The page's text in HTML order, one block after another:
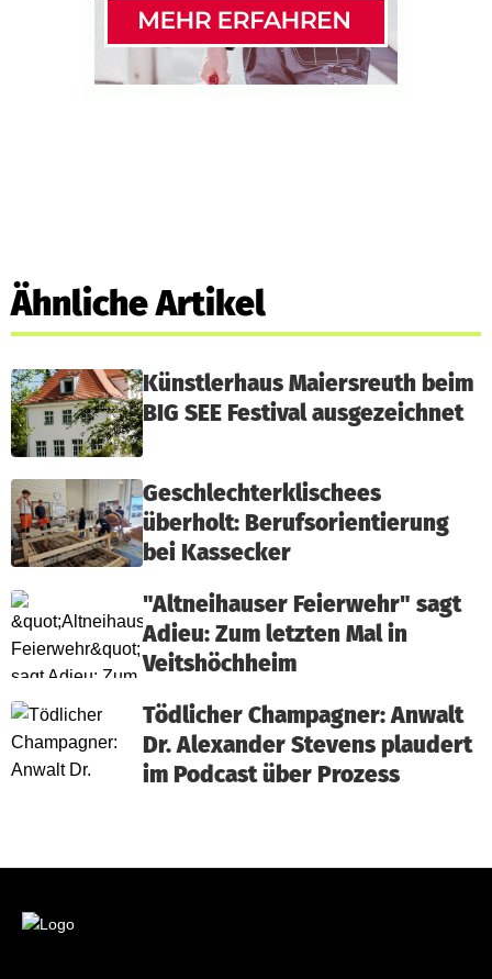
Ähnliche Artikel
Künstlerhaus Maiersreuth beim
BIG SEE Festival ausgezeichnet
Geschlechterklischees
überholt: Berufsorientierung
bei Kassecker
"Altneihauser Feierwehr" sagt
Adieu: Zum letzten Mal in
Veitshöchheim
Tödlicher Champagner: Anwalt
Dr. Alexander Stevens plaudert
im Podcast über Prozess